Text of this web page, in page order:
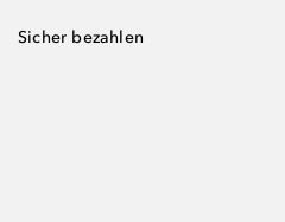
Sicher bezahlen